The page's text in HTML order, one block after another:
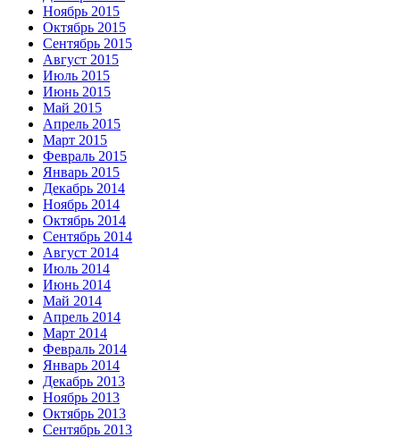
Ноябрь 2015
Октябрь 2015
Сентябрь 2015
Август 2015
Июль 2015
Июнь 2015
Май 2015
Апрель 2015
Март 2015
Февраль 2015
Январь 2015
Декабрь 2014
Ноябрь 2014
Октябрь 2014
Сентябрь 2014
Август 2014
Июль 2014
Июнь 2014
Май 2014
Апрель 2014
Март 2014
Февраль 2014
Январь 2014
Декабрь 2013
Ноябрь 2013
Октябрь 2013
Сентябрь 2013